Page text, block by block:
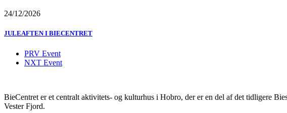
24/12/2026
JULEAFTEN I BIECENTRET
PRV Event
NXT Event
BieCentret er et centralt aktivitets- og kulturhus i Hobro, der er en del af det tidligere
Vester Fjord.